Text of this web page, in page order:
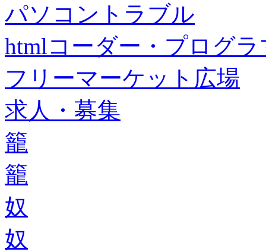
パソコントラブル
htmlコーダー・プログラ
フリーマーケット広場
求人・募集
籠
籠
奴
奴